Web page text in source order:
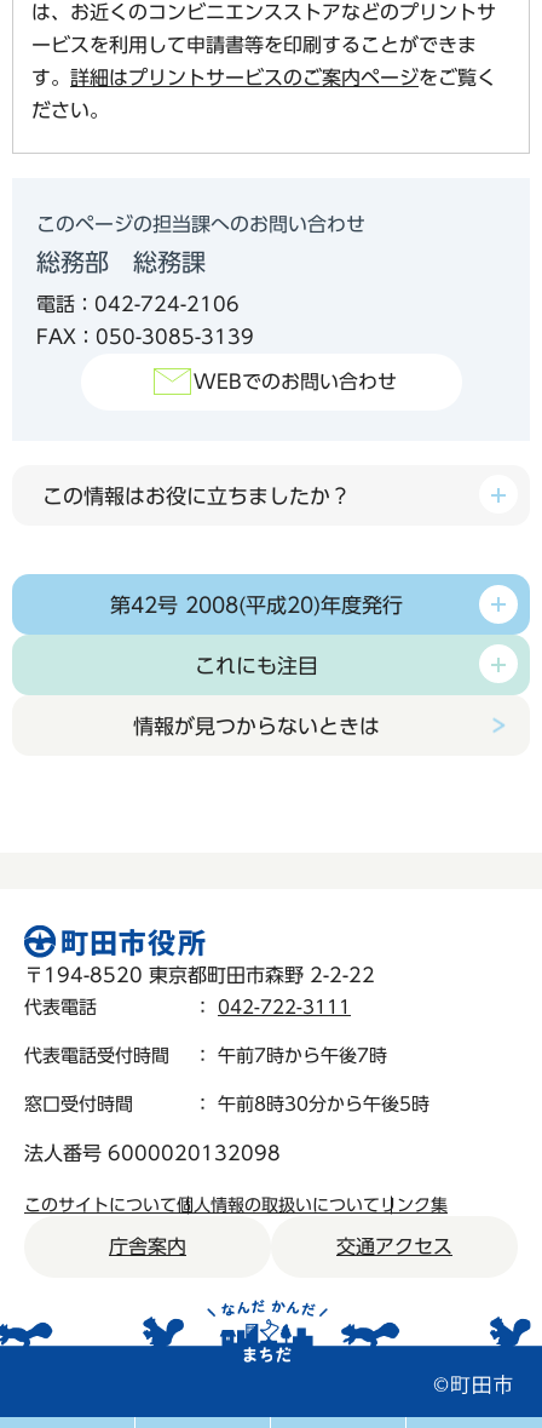
は、お近くのコンビニエンスストアなどのプリントサ
ービスを利用して申請書等を印刷することができま
す。 詳細はプリントサービスのご案内ページをご覧く
ださい。
このページの担当課へのお問い合わせ
総務部 総務課
電話：042-724-2106
FAX：050-3085-3139
WEBでのお問い合わせ
この情報はお役に立ちましたか？
第42号 2008(平成20)年度発行
これにも注目
情報が見つからないときは
〒194-8520 東京都町田市森野 2-2-22
代表電話 ： 042-722-3111
代表電話受付時間 ： 午前7時から午後7時
窓口受付時間 ： 午前8時30分から午後5時
法人番号 6000020132098
このサイトについて個人情報の取扱いについて リンク集
庁舎案内 交通アクセス